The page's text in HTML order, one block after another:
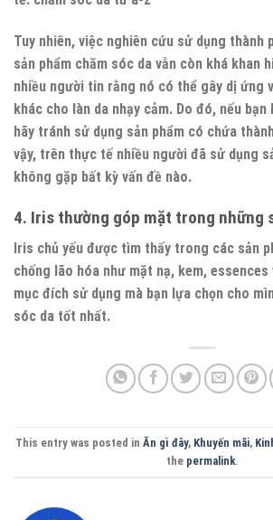
Tuy nhiên, việc nghiên cứu sử dụng thành
sản phẩm chăm sóc da vẫn còn khá khan
nhiều người tin rằng nó có thể gây dị ứng
khác cho làn da nhạy cảm. Do đó, nếu
hãy tránh sử dụng sản phẩm có chứa
vậy, trên thực tế nhiều người đã sử dụng
không gặp bất kỳ vấn đề nào.
4. Iris thường góp mặt trong những
Iris chủ yếu được tìm thấy trong các sản
chống lão hóa như mặt nạ, kem, essences
mục đích sử dụng mà bạn lựa chọn cho
sóc da tốt nhất.
This entry was posted in Ăn gì đây, Khuyến mãi,
the permalink.